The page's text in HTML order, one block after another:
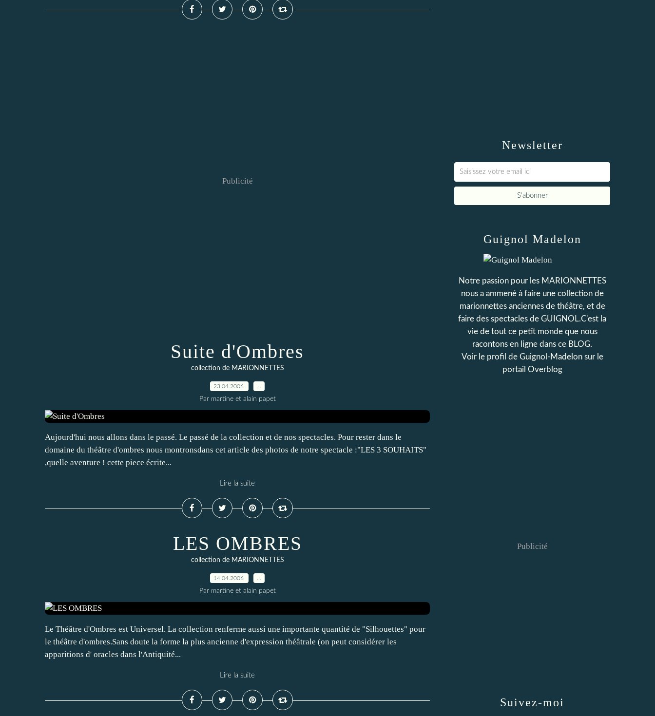
Publicité
Suite d'Ombres
collection de MARIONNETTES
23.04.2006
Par martine et alain papet
Aujourd'hui nous allons dans le passé. Le passé de la collection et de nos spectacles. Pour rester dans le
domaine du théâtre d'ombres nous montronsdans cet article des photos de notre spectacle :"LES 3 SOUHAITS"
,quelle aventure ! cette piece écrite...
Lire la suite
LES OMBRES
collection de MARIONNETTES
14.04.2006
Par martine et alain papet
Le Théâtre d'Ombres est Universel. La collection renferme aussi une importante quantité de "Silhouettes" pour
le théâtre d'ombres.Sans doute la forme la plus ancienne d'expression théâtrale (on peut considérer les
apparitions d' oracles dans l'Antiquité...
Lire la suite
Newsletter
Guignol Madelon
Notre passion pour les MARIONNETTES
nous a ammené à faire une collection de
marionnettes anciennes de théâtre, et de
faire des spectacles de GUIGNOL.C'est la
vie de tout ce petit monde que nous
racontons en ligne dans ce BLOG.
Voir le profil de Guignol-Madelonsur le
portail Overblog
Suivez-moi
Publicité